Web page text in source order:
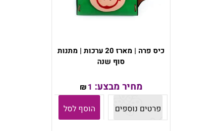
כיס פרה | מארז 20 ערכות | מתנות
סוף שנה
מחיר מבצע: ₪1
פרטים נוספים
הוסף לסל